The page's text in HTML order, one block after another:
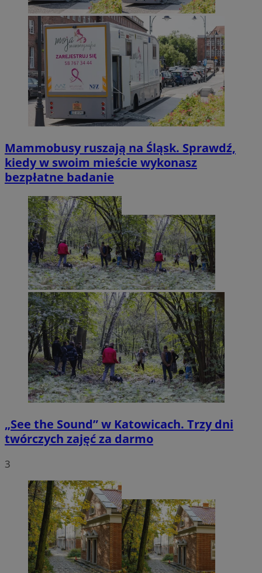
Mammobusy ruszają na Śląsk. Sprawdź,
kiedy w swoim mieście wykonasz
bezpłatne badanie
„See the Sound” w Katowicach. Trzy dni
twórczych zajęć za darmo
3